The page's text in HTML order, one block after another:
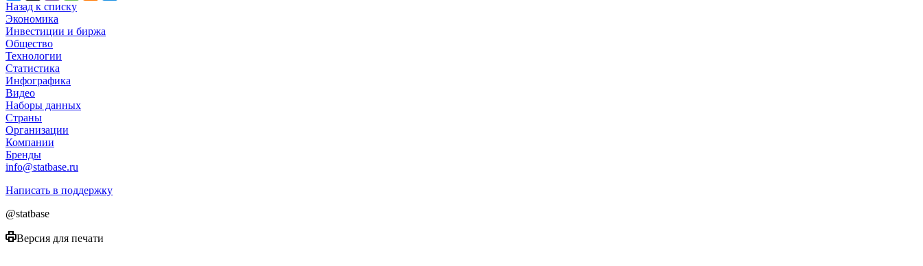
Назад к списку
Экономика
Инвестиции и биржа
Общество
Технологии
Cтатистика
Инфографика
Видео
Наборы данных
Страны
Организации
Компании
Бренды
info@statbase.ru
Написать в поддержку
@statbase
Версия для печати